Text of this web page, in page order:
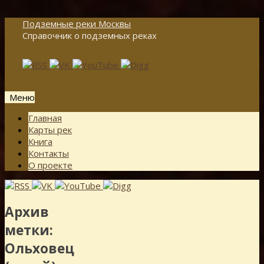
Подземные реки Москвы
Справочник о подземных реках
Меню
Перейти
содержимому
Главная
Карты рек
Книга
Контакты
О проекте
Архив
метки:
Ольховец